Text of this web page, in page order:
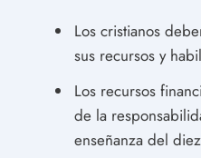
Los cristianos
sus recursos y
Los recursos
de la
enseñanza del